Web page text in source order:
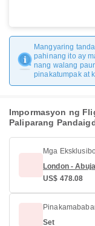
Mangyaring
pahinang ito ay
nang walang
pinakatumpak at
Impormasyon ng
Paliparang
Mga
London - Abuja
US$ 478.08
Set